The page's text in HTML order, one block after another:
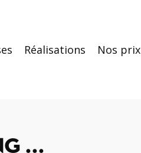
Réalisations Nos prix
...